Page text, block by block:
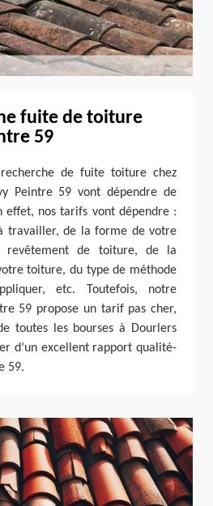
fuite de toiture
59
de fuite toiture chez
Peintre 59 vont dépendre de
effet, nos tarifs vont dépendre :
travailler, de la forme de votre
de toiture, de la
toiture, du type de méthode
etc. Toutefois, notre
59 propose un tarif pas cher,
toutes les bourses à Dourlers
d’un excellent rapport qualité-
59.